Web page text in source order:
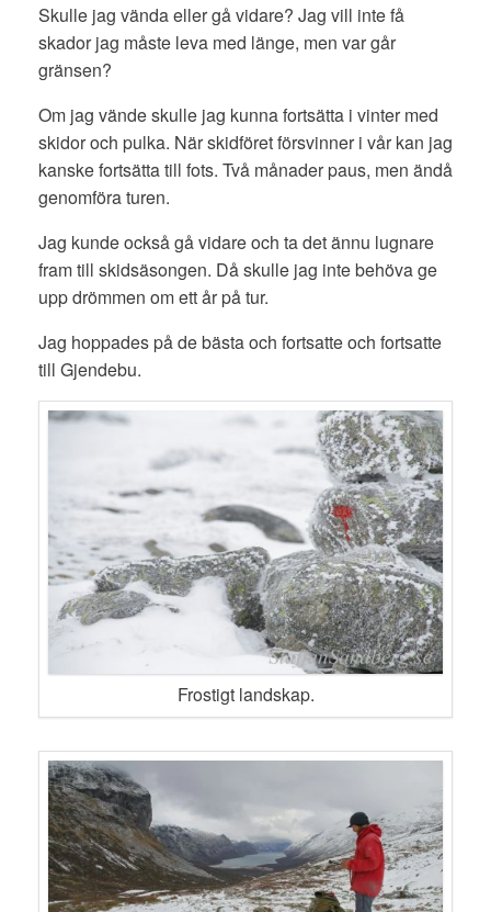
Skulle jag vända eller gå vidare? Jag vill inte få
skador jag måste leva med länge, men var går
gränsen?
Om jag vände skulle jag kunna fortsätta i vinter med
skidor och pulka. När skidföret försvinner i vår kan jag
kanske fortsätta till fots. Två månader paus, men ändå
genomföra turen.
Jag kunde också gå vidare och ta det ännu lugnare
fram till skidsäsongen. Då skulle jag inte behöva ge
upp drömmen om ett år på tur.
Jag hoppades på de bästa och fortsatte och fortsatte
till Gjendebu.
Frostigt landskap.